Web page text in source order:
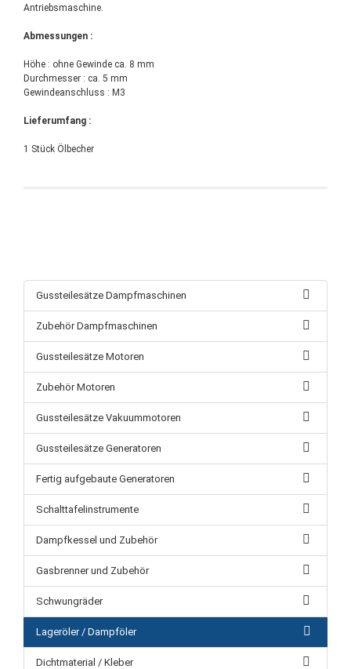
Antriebsmaschine.
Abmessungen :
Höhe : ohne Gewinde ca. 8 mm
Durchmesser : ca. 5 mm
Gewindeanschluss : M3
Lieferumfang :
1 Stück Ölbecher
Gussteilesätze Dampfmaschinen
Zubehör Dampfmaschinen
Gussteilesätze Motoren
Zubehör Motoren
Gussteilesätze Vakuummotoren
Gussteilesätze Generatoren
Fertig aufgebaute Generatoren
Schalttafelinstrumente
Dampfkessel und Zubehör
Gasbrenner und Zubehör
Schwungräder
Lageröler / Dampföler
Dichtmaterial / Kleber